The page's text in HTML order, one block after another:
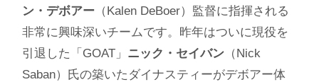
ン・デボアー （Kalen DeBoer）監督に指揮される
非常に興味深いチームです。昨年はついに現役を
引退した「GOAT」 ニック・セイバン （Nick
Saban）氏の築いたダイナスティーがデボアー体